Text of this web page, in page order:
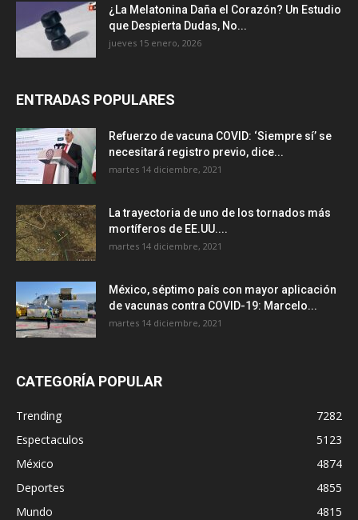
¿La Melatonina Daña el Corazón? Un Estudio
que Despierta Dudas, No...
jueves 15 enero, 2026
ENTRADAS POPULARES
Refuerzo de vacuna COVID: ‘Siempre sí’ se
necesitará registro previo, dice...
martes 14 diciembre, 2021
La trayectoria de uno de los tornados más
mortíferos de EE.UU....
martes 14 diciembre, 2021
México, séptimo país con mayor aplicación
de vacunas contra COVID-19: Marcelo...
martes 14 diciembre, 2021
CATEGORÍA POPULAR
Trending
7282
Espectaculos
5123
México
4874
Deportes
4855
Mundo
4815